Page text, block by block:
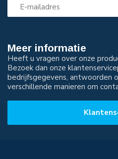
Meer informatie
Heeft u vragen over onze
Bezoek dan onze
bedrijfsgegevens, antwoorden
verschillende manieren om